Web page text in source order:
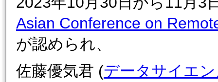
Asian Conference on
が認められ、
佐藤優気君 (データサイエ